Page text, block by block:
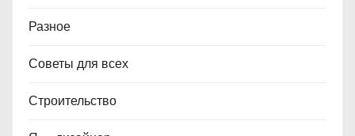
Разное
Советы для всех
Строительство